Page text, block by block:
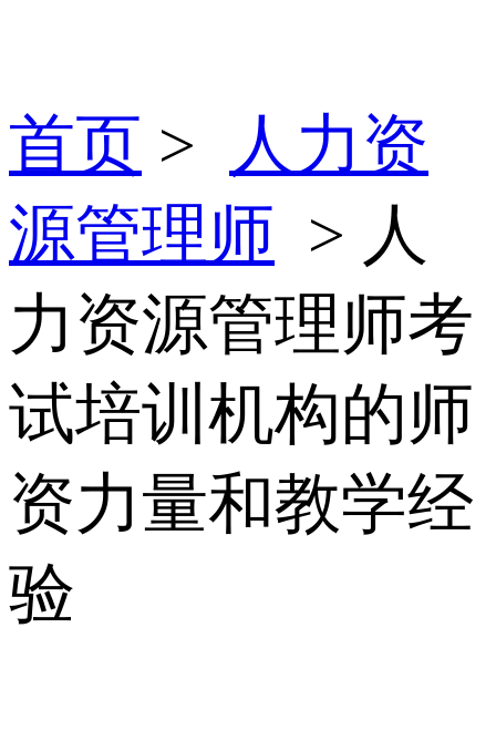
首页 >
人力资
源管理师 > 人
力资源管理师考
试培训机构的师
资力量和教学经
验